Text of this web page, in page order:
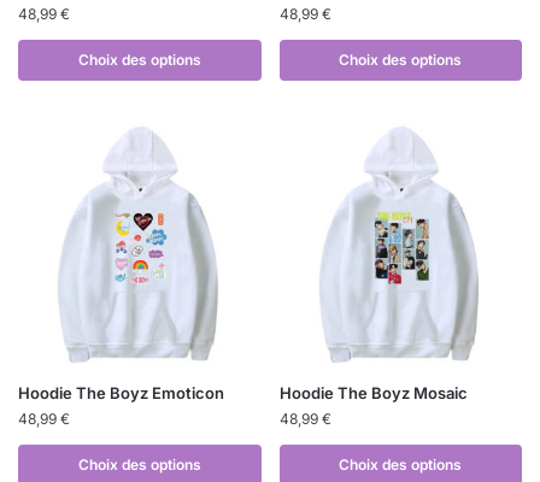
48,99 €
Choix des options
48,99 €
Choix des options
Hoodie The Boyz Emoticon
48,99 €
Choix des options
Hoodie The Boyz Mosaic
48,99 €
Choix des options